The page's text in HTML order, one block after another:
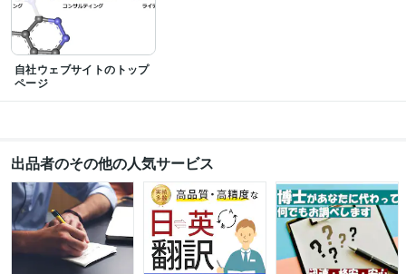
資格・検定
甲種危険物取扱者
ビジネス・クリエイティブツール
Word:26年
その他ツール
UltiMaker Cura:9年Simplify3D:10年
得意分野
ライティング・翻訳 英語⇔日本語間の翻訳
英語 メール ウェブサイト翻訳 ホームページ翻訳
論文翻訳
自社ウェブサイトのトップ
ページ
出品者のその他の人気サービス